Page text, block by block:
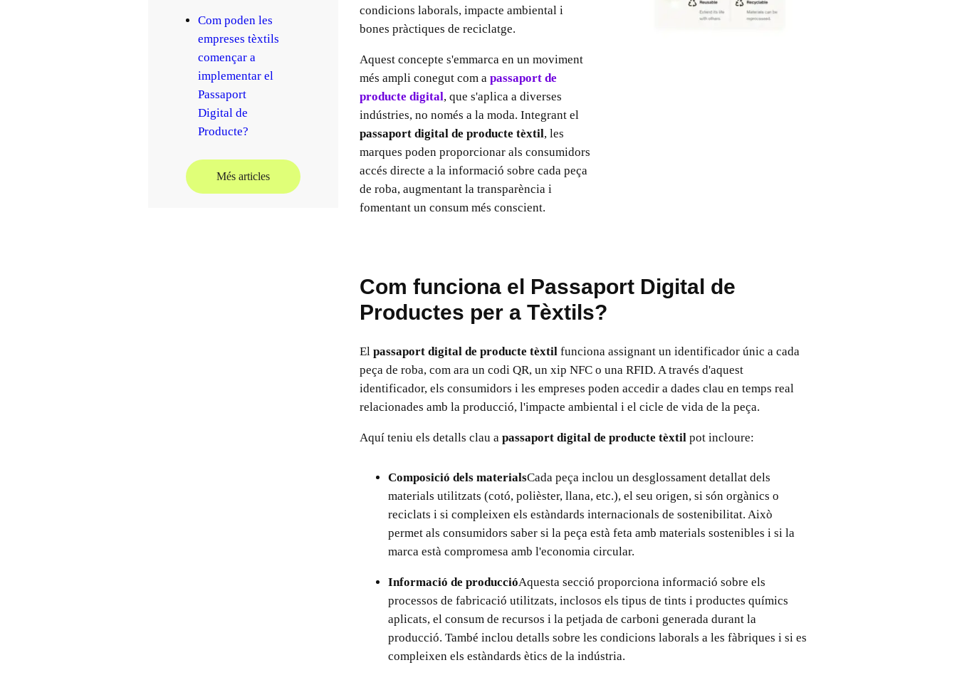
Com poden les
empreses tèxtils
començar a
implementar el
Passaport
Digital de
Producte?
Més articles
condicions laborals, impacte ambiental i
bones pràctiques de reciclatge.
Aquest concepte s'emmarca en un moviment
més ampli conegut com a passaport de
producte digital, que s'aplica a diverses
indústries, no només a la moda. Integrant el
passaport digital de producte tèxtil, les
marques poden proporcionar als consumidors
accés directe a la informació sobre cada peça
de roba, augmentant la transparència i
fomentant un consum més conscient.
Com funciona el Passaport Digital de
Productes per a Tèxtils?
El passaport digital de producte tèxtilfunciona assignant un identificador únic a cada
peça de roba, com ara un codi QR, un xip NFC o una RFID. A través d'aquest
identificador, els consumidors i les empreses poden accedir a dades clau en temps real
relacionades amb la producció, l'impacte ambiental i el cicle de vida de la peça.
Aquí teniu els detalls clau a passaport digital de producte tèxtilpot incloure:
Composició dels materialsCada peça inclou un desglossament detallat dels
materials utilitzats (cotó, polièster, llana, etc.), el seu origen, si són orgànics o
reciclats i si compleixen els estàndards internacionals de sostenibilitat. Això
permet als consumidors saber si la peça està feta amb materials sostenibles i si la
marca està compromesa amb l'economia circular.
Informació de produccióAquesta secció proporciona informació sobre els
processos de fabricació utilitzats, inclosos els tipus de tints i productes químics
aplicats, el consum de recursos i la petjada de carboni generada durant la
producció. També inclou detalls sobre les condicions laborals a les fàbriques i si es
compleixen els estàndards ètics de la indústria.